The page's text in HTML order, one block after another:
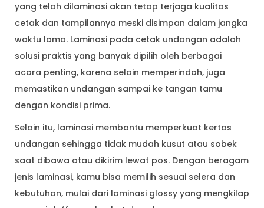
yang telah dilaminasi akan tetap terjaga kualitas
cetak dan tampilannya meski disimpan dalam jangka
waktu lama. Laminasi pada cetak undangan adalah
solusi praktis yang banyak dipilih oleh berbagai
acara penting, karena selain memperindah, juga
memastikan undangan sampai ke tangan tamu
dengan kondisi prima.
Selain itu, laminasi membantu memperkuat kertas
undangan sehingga tidak mudah kusut atau sobek
saat dibawa atau dikirim lewat pos. Dengan beragam
jenis laminasi, kamu bisa memilih sesuai selera dan
kebutuhan, mulai dari laminasi glossy yang mengkilap